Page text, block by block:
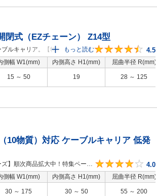
閉式（EZチェーン） Z14型
ルキャリア。【特長】・内周側
より簡単に収納可能。・作業時
小さいピッチのため、低騒音、
・ケーブルを傷めない内部構
ーネスケーブルの組み付けに最
もっと読む 4.5
側幅 W1(mm) 内側高さ H1(mm) 屈曲半径 R(mm)
15 ～ 50 19 28 ～ 125
10物質）対応 ケーブルキャリア 低発
】順次商品拡大中！特集ページ
4.0
側幅 W1(mm) 内側高さ H1(mm) 屈曲半径 R(mm)
30 ～ 175 30 ～ 50 55 ～ 200